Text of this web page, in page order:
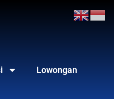
Lowongan